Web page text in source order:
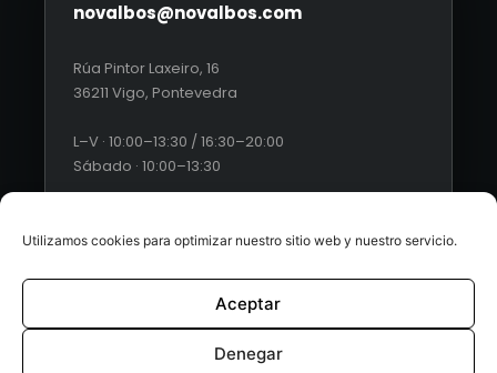
Utilizamos cookies para optimizar nuestro sitio web y nuestro servicio.
Aceptar
Denegar
novalbos@novalbos.com
Rúa Pintor Laxeiro, 16
36211 Vigo, Pontevedra
L–V · 10:00–13:30 / 16:30–20:00
Sábado · 10:00–13:30
© 2026 Novalbos. Todos los derechos reservados. |
web by Esquío